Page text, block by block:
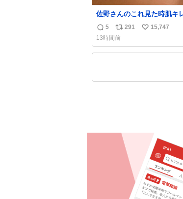
佐野さんのこれ見た時肌キ
りしたし、やはりアイドル
ごすぎる
返
信
数
5
リ
ポ
ス
291
い
ね
15,747
13時間前